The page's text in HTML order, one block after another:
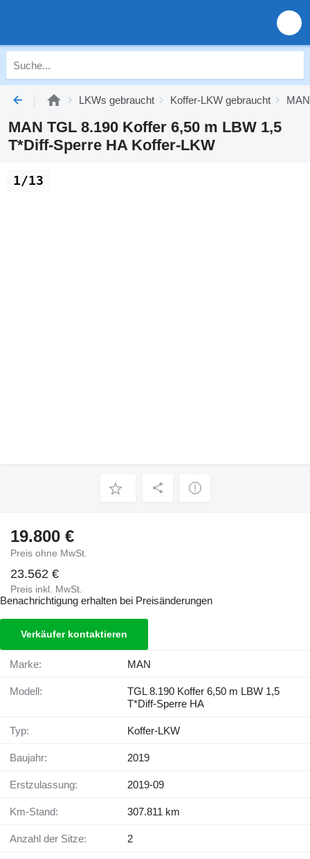
LKWs gebraucht Koffer-LKW gebraucht
MAN TGL 8.190 Koffer 6,50 m LBW 1,5
T*Diff-Sperre HA Koffer-LKW
1/13
19.800 €
Preis ohne MwSt.
23.562 €
Preis inkl. MwSt.
Benachrichtigung erhalten bei Preisänderungen
Verkäufer kontaktieren
Marke: MAN
Modell:
TGL 8.190 Koffer 6,50 m LBW 1,5
T*Diff-Sperre HA
Typ: Koffer-LKW
Baujahr: 2019
Erstzulassung: 2019-09
Km-Stand: 307.811 km
Anzahl der Sitze: 2